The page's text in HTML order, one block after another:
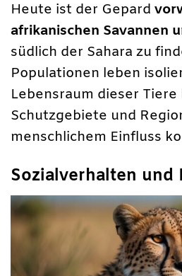
Heute ist der Gepard
afrikanischen Savannen
südlich der Sahara zu
Populationen leben
Lebensraum dieser Tiere
Schutzgebiete und
menschlichem Einfluss
Sozialverhalten und